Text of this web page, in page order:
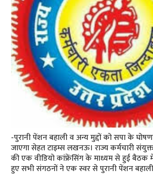
-पुरानी पेंशन बहाली व अन्य मुद्दों को सपा के
जाएगा सेहत टाइम्स लखनऊ। राज्य कर्मचारी
की एक वीडियो कांफ्रेंसिंग के माध्यम से हुई
हुए सभी संगठनों ने एक स्वर से पुरानी पेंशन